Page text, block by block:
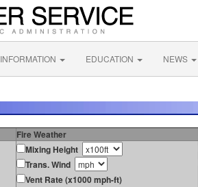
INFORMATION EDUCATION NEWS
Fire Weather
Mixing Height
Trans. Wind
Vent Rate (x1000 mph-ft)